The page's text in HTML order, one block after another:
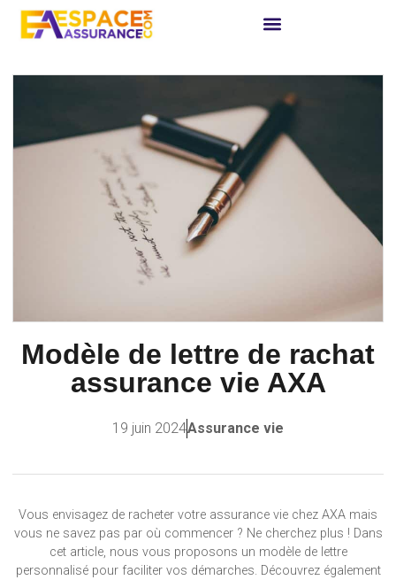
Modèle de lettre de rachat
assurance vie AXA
19 juin 2024Assurance vie
Vous envisagez de racheter votre assurance vie chez AXA mais
vous ne savez pas par où commencer ? Ne cherchez plus ! Dans
cet article, nous vous proposons un modèle de lettre
personnalisé pour faciliter vos démarches. Découvrez également